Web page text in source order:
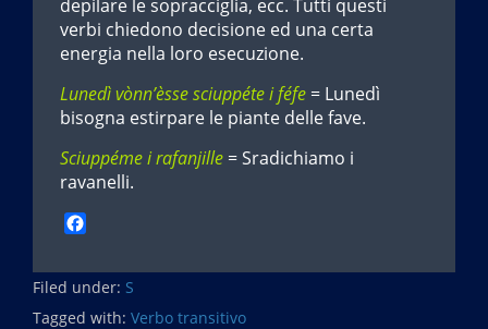
depilare le sopracciglia, ecc. Tutti questi
verbi chiedono decisione ed una certa
energia nella loro esecuzione.
Lunedì vònn’èsse sciuppéte i féfe = Lunedì
bisogna estirpare le piante delle fave.
Sciuppéme i rafanjille = Sradichiamo i
ravanelli.
c
e
b
Filed under: S
Tagged with: Verbo transitivo